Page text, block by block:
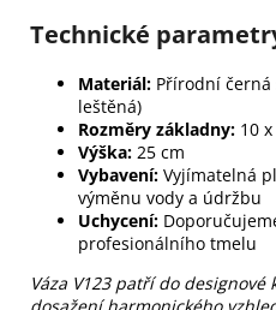
Technické
Materiál: Přírodní černá
leštěná)
Rozměry základny: 10
Výška: 25 cm
Vybavení: Vyjímatelná
výměnu vody a údržbu
Uchycení:
profesionálního tmelu
Váza V123 patří do designové